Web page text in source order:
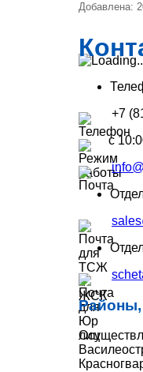
Добавлена:
+7
c
Районы,